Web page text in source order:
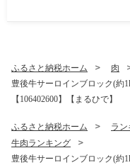
ふるさと納税ホーム 肉
豊後牛サーロインブロック(約
【106402600】【まるひで】
ふるさと納税ホーム ラン
牛肉ランキング
豊後牛サーロインブロック(約